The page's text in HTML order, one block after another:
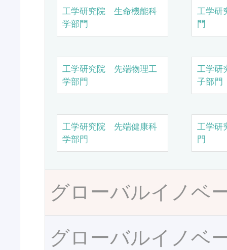
工学研究院 生命機能科
学部門
工学研
門
工学研究院 先端物理工
学部門
工学研
子部門
工学研究院 先端健康科
学部門
工学研
門
グローバルイノベ
グローバルイノベ